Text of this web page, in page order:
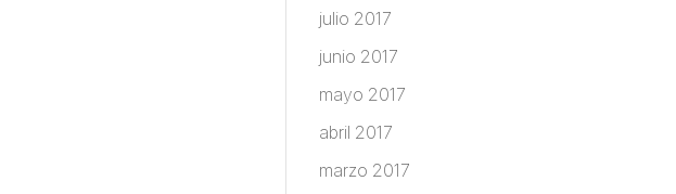
julio 2017
junio 2017
mayo 2017
abril 2017
marzo 2017